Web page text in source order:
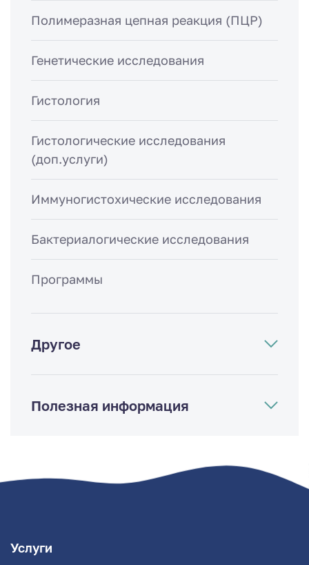
Полимеразная цепная реакция (ПЦР)
Генетические исследования
Гистология
Гистологические исследования
(доп.услуги)
Иммуногистохические исследования
Бактериалогические исследования
Программы
Другое
Полезная информация
Услуги